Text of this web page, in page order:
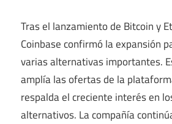
Tras el lanzamiento de Bitcoin y
Coinbase confirmó la expansión
varias alternativas importantes.
amplía las ofertas de la
respalda el creciente interés en
alternativos. La compañía